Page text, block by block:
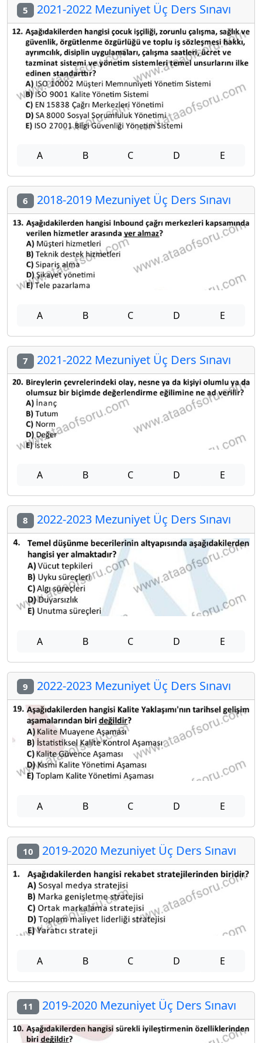
5 2021-2022 Mezuniyet Üç Ders Sınavı
A B C D E
6 2018-2019 Mezuniyet Üç Ders Sınavı
A B C D E
7 2021-2022 Mezuniyet Üç Ders Sınavı
A B C D E
8 2022-2023 Mezuniyet Üç Ders Sınavı
A B C D E
9 2022-2023 Mezuniyet Üç Ders Sınavı
A B C D E
10 2019-2020 Mezuniyet Üç Ders Sınavı
A B C D E
11 2019-2020 Mezuniyet Üç Ders Sınavı